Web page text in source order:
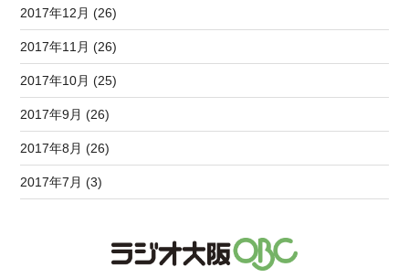
2017年12月 (26)
2017年11月 (26)
2017年10月 (25)
2017年9月 (26)
2017年8月 (26)
2017年7月 (3)